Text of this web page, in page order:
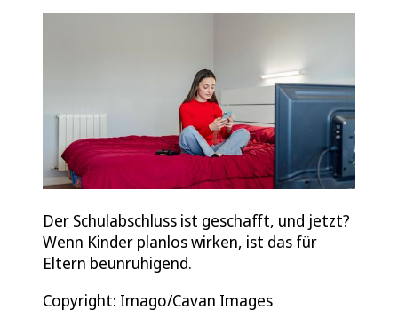
Der Schulabschluss ist geschafft, und jetzt?
Wenn Kinder planlos wirken, ist das für
Eltern beunruhigend.
Copyright: Imago/Cavan Images